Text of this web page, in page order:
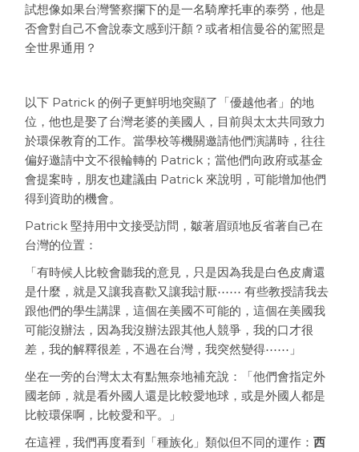
試想像如果台灣警察攔下的是一名騎摩托車的泰勞，他是
否會對自己不會說泰文感到汗顏？或者相信曼谷的駕照是
全世界通用？
以下 Patrick 的例子更鮮明地突顯了「優越他者」的地
位，他也是娶了台灣老婆的美國人，目前與太太共同致力
於環保教育的工作。當學校等機關邀請他們演講時，往往
偏好邀請中文不很輪轉的 Patrick；當他們向政府或基金
會提案時，朋友也建議由 Patrick 來說明，可能增加他們
得到資助的機會。
Patrick 堅持用中文接受訪問，皺著眉頭地反省著自己在
台灣的位置：
「有時候人比較會聽我的意見，只是因為我是白色皮膚還
是什麼，就是又讓我喜歡又讓我討厭⋯⋯ 有些教授請我去
跟他們的學生講課，這個在美國不可能的，這個在美國我
可能沒辦法，因為我沒辦法跟其他人競爭，我的口才很
差，我的解釋很差，不過在台灣，我突然變得⋯⋯」
坐在一旁的台灣太太有點無奈地補充說：「他們會指定外
國老師，就是看外國人還是比較愛地球，或是外國人都是
比較環保啊，比較愛和平。」
在這裡，我們再度看到「種族化」類似但不同的運作：西